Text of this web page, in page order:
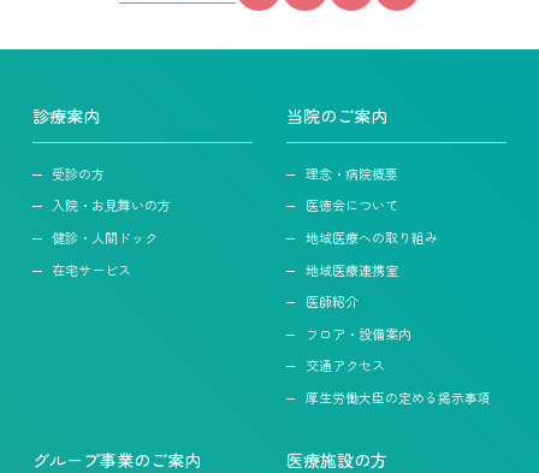
診療案内
受診の方
入院・お見舞いの方
健診・人間ドック
在宅サービス
当院のご案内
理念・病院概要
医徳会について
地域医療への取り組み
地域医療連携室
医師紹介
フロア・設備案内
交通アクセス
厚生労働大臣の定める掲示事項
グループ事業のご案内 医療施設の方